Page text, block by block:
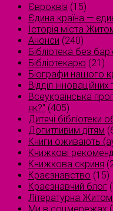
Євроквіз (15)
Єдина країна —
Історія міста
Анонси (240)
Бібліотека без
Бібліотекарю (21)
Біографи нашого
Відділ
Всеукраїнська
як?" (405)
Дитячі бібліотеки
Допитливим дітям
Книги оживають
Книжкові
Книжкова скриня
Краєзнавство (15)
Краєзнавчий блог
Літературна